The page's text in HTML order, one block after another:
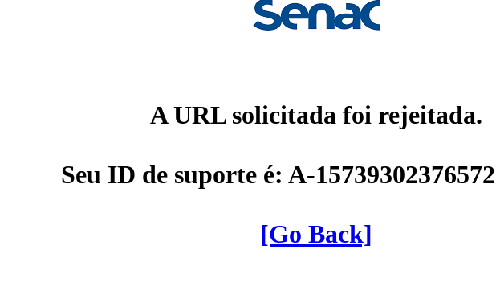
A URL solicitada foi rejeitada.
Seu ID de suporte é: A-
[Go Back]